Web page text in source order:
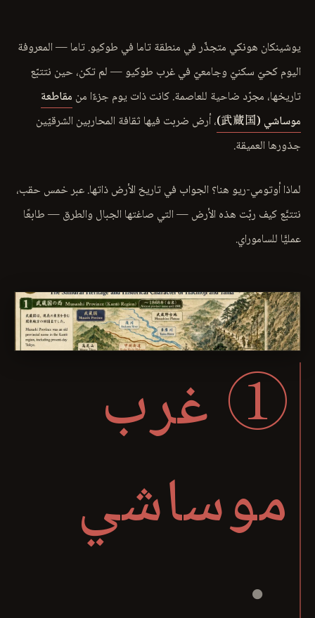
يوشينكان هونكي متجذّر في منطقة تاما في طوكيو. تاما — المعروفة
اليوم كحيّ سكنيّ وجامعيّ في غرب طوكيو — لم تكن، حين نتتبّع
تاريخها، مجرّد ضاحية للعاصمة. كانت ذات يوم جزءًا من مقاطعة
موساشي (武蔵国)
، أرض ضربت فيها ثقافة المحاربين الشرقيّين
جذورها العميقة.
لماذا أوتومي-ريو هنا؟ الجواب في تاريخ الأرض ذاتها. عبر خمس حقب،
نتتبَّع كيف ربّت هذه الأرض — التي صاغتها الجبال والطرق — طابعًا
عمليًّا للساموراي.
① غرب
موساشي